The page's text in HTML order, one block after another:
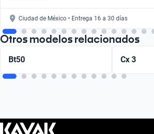
Ciudad de México • Entrega 16 a 30 días
Otros modelos relacionados
Bt50 Cx 3